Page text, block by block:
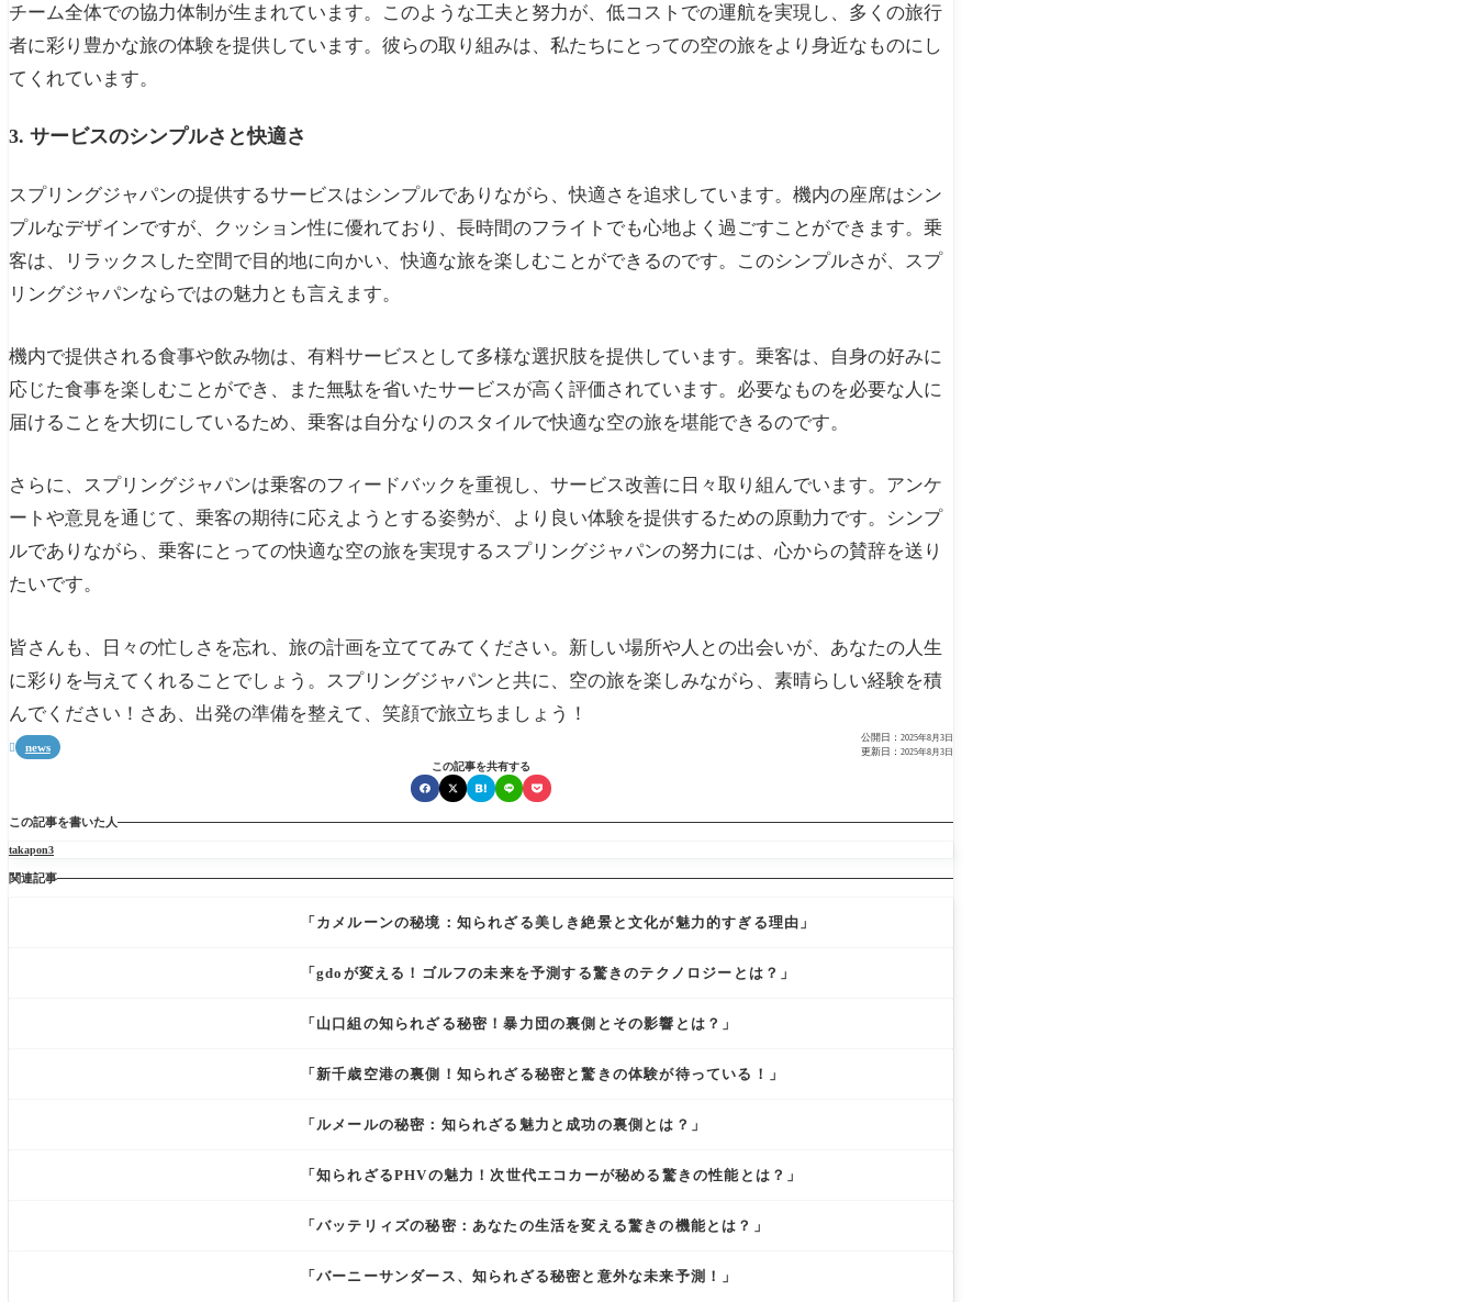
チーム全体での協力体制が生まれています。このような工夫と努力が、低コストでの運航を実現し、多くの旅行
者に彩り豊かな旅の体験を提供しています。彼らの取り組みは、私たちにとっての空の旅をより身近なものにし
てくれています。
3. サービスのシンプルさと快適さ
スプリングジャパンの提供するサービスはシンプルでありながら、快適さを追求しています。機内の座席はシン
プルなデザインですが、クッション性に優れており、長時間のフライトでも心地よく過ごすことができます。乗
客は、リラックスした空間で目的地に向かい、快適な旅を楽しむことができるのです。このシンプルさが、スプ
リングジャパンならではの魅力とも言えます。
機内で提供される食事や飲み物は、有料サービスとして多様な選択肢を提供しています。乗客は、自身の好みに
応じた食事を楽しむことができ、また無駄を省いたサービスが高く評価されています。必要なものを必要な人に
届けることを大切にしているため、乗客は自分なりのスタイルで快適な空の旅を堪能できるのです。
さらに、スプリングジャパンは乗客のフィードバックを重視し、サービス改善に日々取り組んでいます。アンケ
ートや意見を通じて、乗客の期待に応えようとする姿勢が、より良い体験を提供するための原動力です。シンプ
ルでありながら、乗客にとっての快適な空の旅を実現するスプリングジャパンの努力には、心からの賛辞を送り
たいです。
皆さんも、日々の忙しさを忘れ、旅の計画を立ててみてください。新しい場所や人との出会いが、あなたの人生
に彩りを与えてくれることでしょう。スプリングジャパンと共に、空の旅を楽しみながら、素晴らしい経験を積
んでください！さあ、出発の準備を整えて、笑顔で旅立ちましょう！
 news
公開日： 2025年8月3日
更新日： 2025年8月3日
この記事を共有する
この記事を書いた人
takapon3
関連記事
「カメルーンの秘境：知られざる美しき絶景と文化が魅力的すぎる理由」
「gdoが変える！ゴルフの未来を予測する驚きのテクノロジーとは？」
「山口組の知られざる秘密！暴力団の裏側とその影響とは？」
「新千歳空港の裏側！知られざる秘密と驚きの体験が待っている！」
「ルメールの秘密：知られざる魅力と成功の裏側とは？」
「知られざるPHVの魅力！次世代エコカーが秘める驚きの性能とは？」
「バッテリィズの秘密：あなたの生活を変える驚きの機能とは？」
「バーニーサンダース、知られざる秘密と意外な未来予測！」